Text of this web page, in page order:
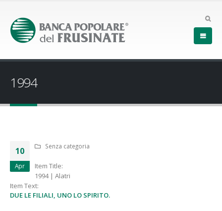
1994
10
Apr
Senza categoria
Item Title:
1994 | Alatri
Item Text:
DUE LE FILIALI, UNO LO SPIRITO.